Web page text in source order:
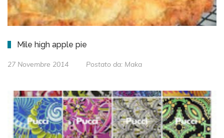
Mile high apple pie
27 Novembre 2014 Postato da: Maka